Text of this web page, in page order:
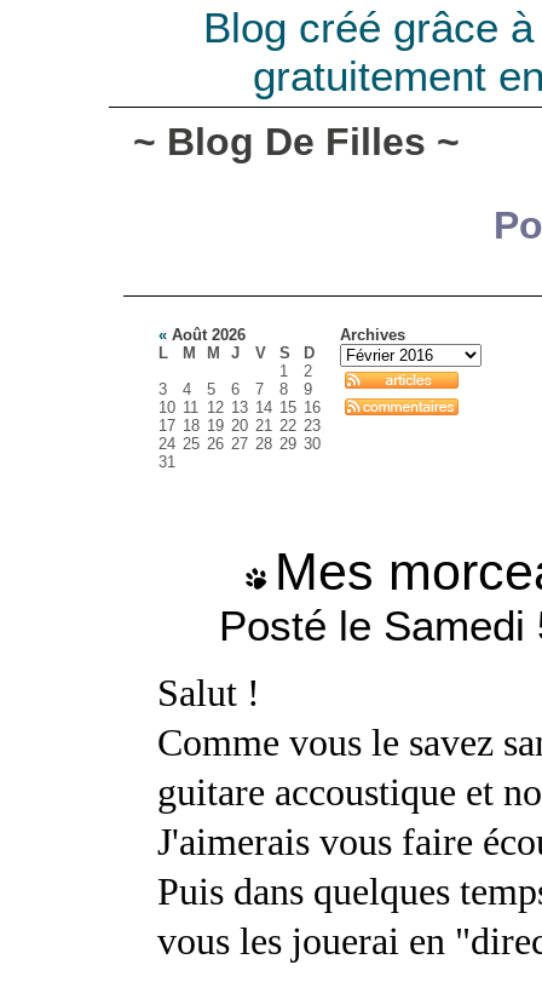
Blog créé grâce
gratuitement
~ Blog De Filles ~
« Août 2026
L
M M J V S
D
1
2
3
4 5 6 7 8
9
10 11 12 13 14 15 16
17 18 19 20 21 22 23
24 25 26 27 28 29 30
31
Archives
Mes
Posté le Samedi
Salut !
Comme vous le savez
guitare accoustique et
J'aimerais vous faire
Puis dans quelques
vous les jouerai en